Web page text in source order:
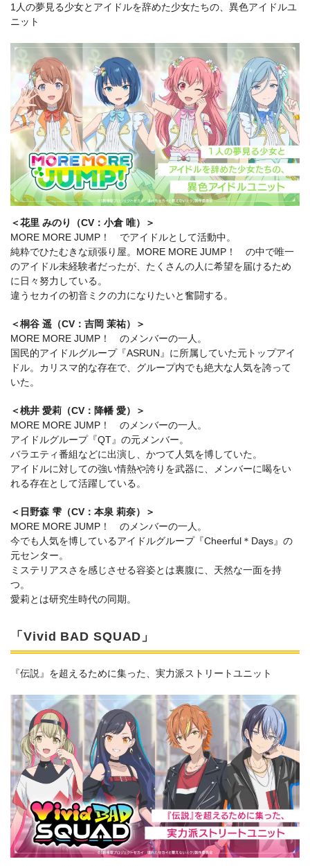
1人の夢見る少女とアイドルを辞めた少女たちの、異色アイドルユ
ニット
＜花里 みのり（CV：小倉 唯）＞
MORE MORE JUMP！ でアイドルとして活動中。
純粋でひたむきな頑張り屋。MORE MORE JUMP！ の中で唯一
のアイドル未経験者だったが、たくさんの人に希望を届けるため
に日々努力している。
違うセカイの初音ミクの力になりたいと奮闘する。
＜桐谷 遥（CV：吉岡 茉祐）＞
MORE MORE JUMP！ のメンバーの一人。
国民的アイドルグループ『ASRUN』に所属していた元トップアイ
ドル。カリスマ的な存在で、グループ内でも絶大な人気を誇って
いた。
＜桃井 愛莉（CV：降幡 愛）＞
MORE MORE JUMP！ のメンバーの一人。
アイドルグループ『QT』の元メンバー。
バラエティ番組などに出演し、かつて人気を博していた。
アイドルに対しての強い情熱や誇りを武器に、メンバーに喝をい
れる存在として活躍している。
＜日野森 雫（CV：本泉 莉奈）＞
MORE MORE JUMP！ のメンバーの一人。
今でも人気を博しているアイドルグループ『Cheerful＊Days』の
元センター。
ミステリアスさを感じさせる容姿とは裏腹に、天然な一面を持
つ。
愛莉とは研究生時代の同期。
「Vivid BAD SQUAD」
『伝説』を超えるために集った、実力派ストリートユニット